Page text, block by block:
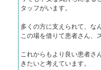
タッフがいます。
多くの方に支えられて、な
この場を借りて患者さん、
これからもより良い患者さ
きたいと考えています。